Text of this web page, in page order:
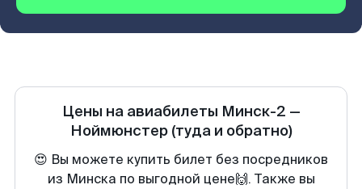
Цены на авиабилеты Минск-2 —
Ноймюнстер (туда и обратно)
😍 Вы можете купить билет без посредников
из Минска по выгодной цене🙌. Также вы